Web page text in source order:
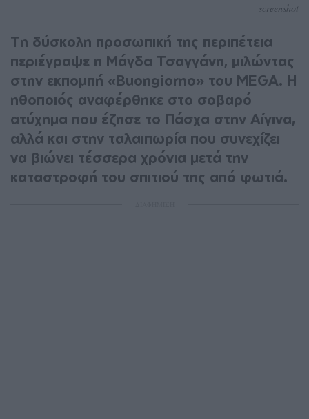
screenshot
Τη δύσκολη προσωπική της περιπέτεια
περιέγραψε η Μάγδα Τσαγγάνη, μιλώντας
στην εκπομπή «Buongiorno» του MEGA. Η
ηθοποιός αναφέρθηκε στο σοβαρό
ατύχημα που έζησε το Πάσχα στην Αίγινα,
αλλά και στην ταλαιπωρία που συνεχίζει
να βιώνει τέσσερα χρόνια μετά την
καταστροφή του σπιτιού της από φωτιά.